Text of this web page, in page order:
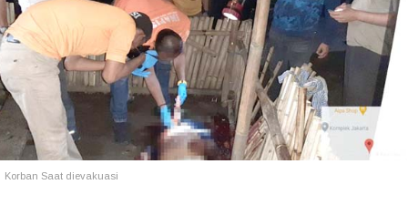
Korban Saat dievakuasi